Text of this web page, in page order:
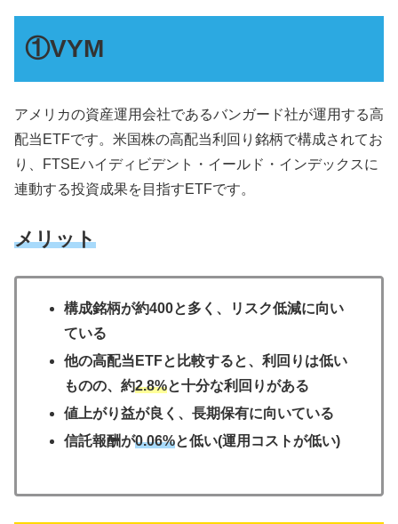
①VYM
アメリカの資産運用会社であるバンガード社が運用する高
配当ETFです。米国株の高配当利回り銘柄で構成されてお
り、FTSEハイディビデント・イールド・インデックスに
連動する投資成果を目指すETFです。
メリット
構成銘柄が約400と多く、リスク低減に向い
ている
他の高配当ETFと比較すると、利回りは低い
ものの、約2.8%と十分な利回りがある
値上がり益が良く、長期保有に向いている
信託報酬が0.06%と低い(運用コストが低い)